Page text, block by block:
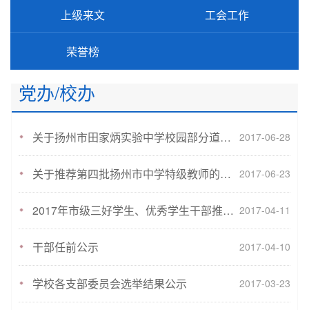
上级来文 工会工作
荣誉榜
党办/校办
关于扬州市田家炳实验中学校园部分道路改造工程的招标公告 2017-06-28
关于推荐第四批扬州市中学特级教师的公示 2017-06-23
2017年市级三好学生、优秀学生干部推荐人选公示 2017-04-11
干部任前公示 2017-04-10
学校各支部委员会选举结果公示 2017-03-23